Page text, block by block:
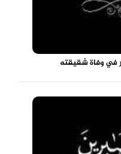
في وفاة شقيقته